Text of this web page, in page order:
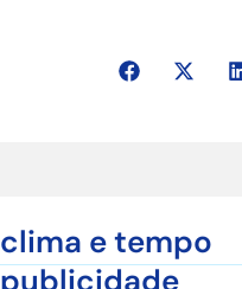
clima e tempo
publicidade